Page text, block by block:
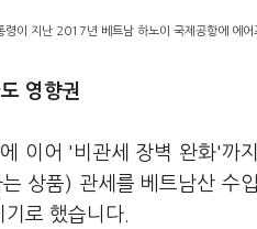
령이 지난 2017년 베트남 하노이 국제공항에 에
영향권
이어 '비관세 장벽 완화'까
상품) 관세를 베트남산
로 했습니다.